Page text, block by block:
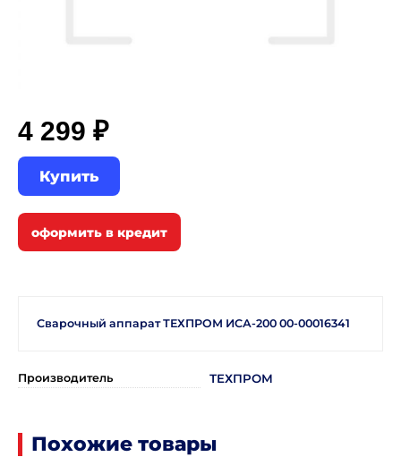
4 299 ₽
Купить
Сварочный аппарат ТЕХПРОМ ИСА-200 00-00016341
Производитель ТЕХПРОМ
Похожие товары